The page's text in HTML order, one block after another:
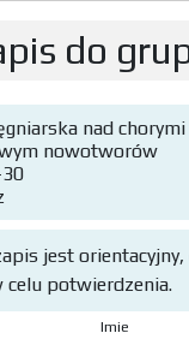
do
nad
nowotworów
jest
potwierdzenia.
Imie